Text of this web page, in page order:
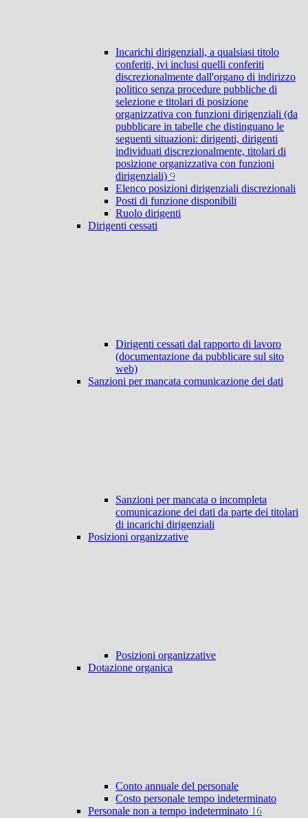
Incarichi dirigenziali, a qualsiasi titolo
conferiti, ivi inclusi quelli conferiti
discrezionalmente dall'organo di indirizzo
politico senza procedure pubbliche di
selezione e titolari di posizione
organizzativa con funzioni dirigenziali (da
pubblicare in tabelle che distinguano le
seguenti situazioni: dirigenti, dirigenti
individuati discrezionalmente, titolari di
posizione organizzativa con funzioni
dirigenziali) 9
Elenco posizioni dirigenziali discrezionali
Posti di funzione disponibili
Ruolo dirigenti
Dirigenti cessati
Dirigenti cessati dal rapporto di lavoro
(documentazione da pubblicare sul sito
web)
Sanzioni per mancata comunicazione dei dati
Sanzioni per mancata o incompleta
comunicazione dei dati da parte dei titolari
di incarichi dirigenziali
Posizioni organizzative
Posizioni organizzative
Dotazione organica
Conto annuale del personale
Costo personale tempo indeterminato
Personale non a tempo indeterminato 16